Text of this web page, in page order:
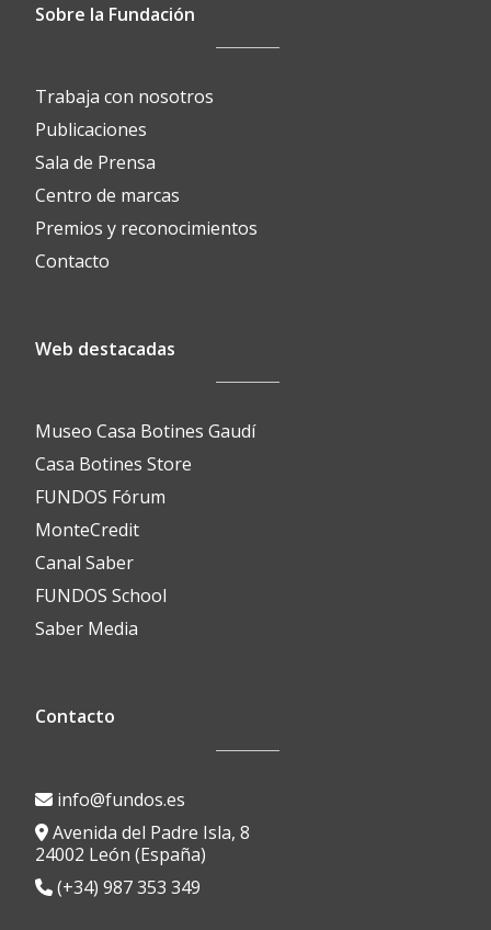
Sobre la Fundación
Trabaja con nosotros
Publicaciones
Sala de Prensa
Centro de marcas
Premios y reconocimientos
Contacto
Web destacadas
Museo Casa Botines Gaudí
Casa Botines Store
FUNDOS Fórum
MonteCredit
Canal Saber
FUNDOS School
Saber Media
Contacto
info@fundos.es
Avenida del Padre Isla, 8
24002 León (España)
(+34) 987 353 349